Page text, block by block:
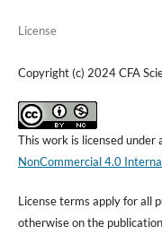
License
Copyright (c) 2024 CFA
This work is licensed under
NonCommercial 4.0
License terms apply for all
otherwise on the